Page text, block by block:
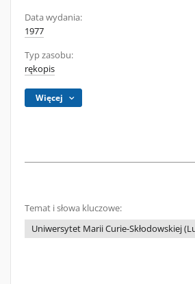
Data wydania:
1977
Typ zasobu:
rękopis
Więcej
Temat i słowa kluczowe:
Uniwersytet Marii Curie-Skłodowskiej